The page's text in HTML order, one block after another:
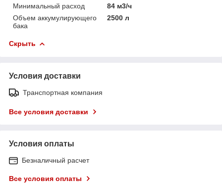
Минимальный расход
84 м3/ч
Объем аккумулирующего
бака
2500 л
Скрыть
Условия доставки
Транспортная компания
Все условия доставки
Условия оплаты
Безналичный расчет
Все условия оплаты